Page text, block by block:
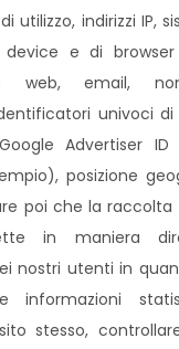
utilizzo, indirizzi IP,
e di
web, email,
univoci di
Advertiser
posizione
poi che la
in maniera
nostri utenti in
informazioni
stesso,